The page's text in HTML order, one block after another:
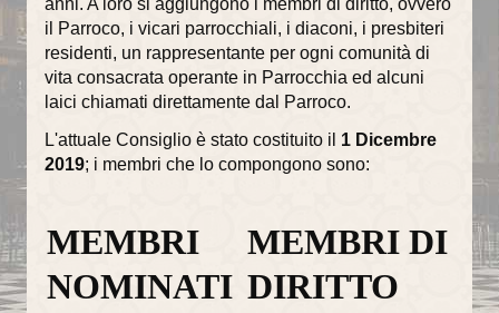
La torre campanaria
Gli Alabardieri
Arte e collezioni
La Corona Ferrea
anni. A loro si aggiungono i membri di diritto, ovvero
il Parroco, i vicari parrocchiali, i diaconi, i presbiteri
residenti, un rappresentante per ogni comunità di
vita consacrata operante in Parrocchia ed alcuni
laici chiamati direttamente dal Parroco.
L'attuale Consiglio è stato costituito il 1 Dicembre
2019; i membri che lo compongono sono:
MEMBRI
NOMINATI
MEMBRI DI
DIRITTO